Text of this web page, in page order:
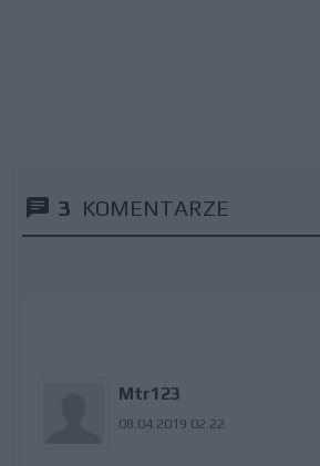
3 KOMENTARZE
Mtr123
08.04.2019 02:22